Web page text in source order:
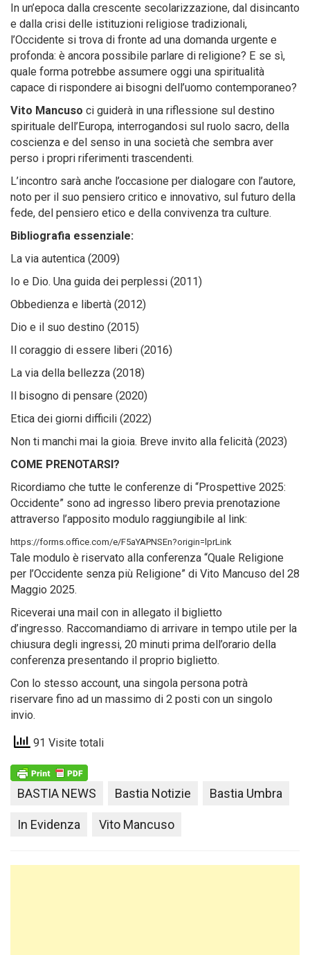
In un’epoca dalla crescente secolarizzazione, dal disincanto
e dalla crisi delle istituzioni religiose tradizionali,
l’Occidente si trova di fronte ad una domanda urgente e
profonda: è ancora possibile parlare di religione? E se sì,
quale forma potrebbe assumere oggi una spiritualità
capace di rispondere ai bisogni dell’uomo contemporaneo?
Vito Mancuso ci guiderà in una riflessione sul destino
spirituale dell’Europa, interrogandosi sul ruolo sacro, della
coscienza e del senso in una società che sembra aver
perso i propri riferimenti trascendenti.
L’incontro sarà anche l’occasione per dialogare con l’autore,
noto per il suo pensiero critico e innovativo, sul futuro della
fede, del pensiero etico e della convivenza tra culture.
Bibliografia essenziale:
La via autentica (2009)
Io e Dio. Una guida dei perplessi (2011)
Obbedienza e libertà (2012)
Dio e il suo destino (2015)
Il coraggio di essere liberi (2016)
La via della bellezza (2018)
Il bisogno di pensare (2020)
Etica dei giorni difficili (2022)
Non ti manchi mai la gioia. Breve invito alla felicità (2023)
COME PRENOTARSI?
Ricordiamo che tutte le conferenze di “Prospettive 2025:
Occidente” sono ad ingresso libero previa prenotazione
attraverso l’apposito modulo raggiungibile al link:
https://forms.office.com/e/F5aYAPNSEn?origin=lprLink
Tale modulo è riservato alla conferenza “Quale Religione
per l’Occidente senza più Religione” di Vito Mancuso del 28
Maggio 2025.
Riceverai una mail con in allegato il biglietto
d’ingresso. Raccomandiamo di arrivare in tempo utile per la
chiusura degli ingressi, 20 minuti prima dell’orario della
conferenza presentando il proprio biglietto.
Con lo stesso account, una singola persona potrà
riservare fino ad un massimo di 2 posti con un singolo
invio.
91 Visite totali
BASTIA NEWS Bastia Notizie Bastia Umbra
In Evidenza Vito Mancuso